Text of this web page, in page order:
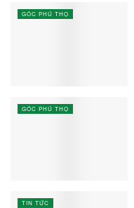
GÓC PHÚ THỌ
GÓC PHÚ THỌ
TIN TỨC